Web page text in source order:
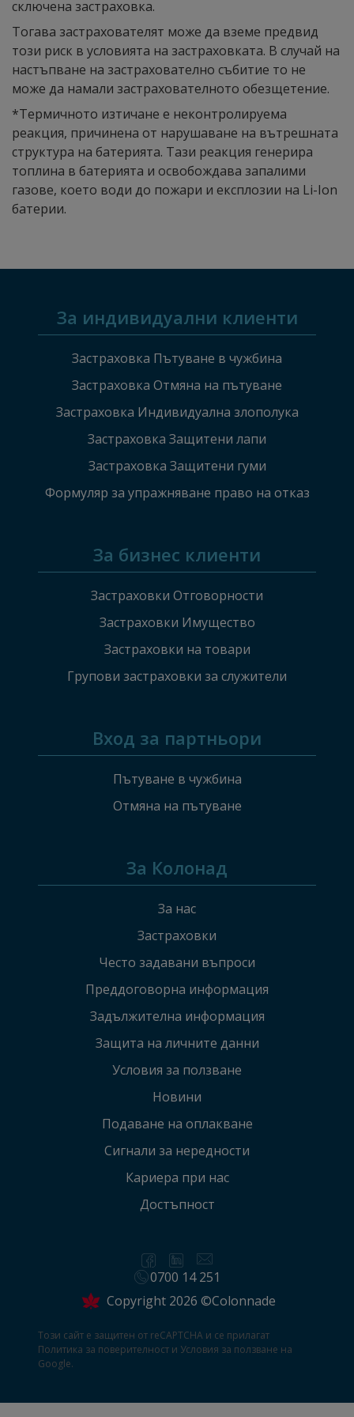
сключена застраховка.
Тогава застрахователят може да вземе предвид
този риск в условията на застраховката. В случай на
настъпване на застрахователно събитие то не
може да намали застрахователното обезщетение.
*Термичното изтичане е неконтролируема
реакция, причинена от нарушаване на вътрешната
структура на батерията. Тази реакция генерира
топлина в батерията и освобождава запалими
газове, което води до пожари и експлозии на Li-Ion
батерии.
За индивидуални клиенти
Застраховка Пътуване в чужбина
Застраховка Отмяна на пътуване
Застраховка Индивидуална злополука
Застраховка Защитени лапи
Застраховка Защитени гуми
Формуляр за упражняване право на отказ
За бизнес клиенти
Застраховки Отговорности
Застраховки Имущество
Застраховки на товари
Групови застраховки за служители
Вход за партньори
Пътуване в чужбина
Отмяна на пътуване
За Колонад
За нас
Застраховки
Често задавани въпроси
Преддоговорна информация
Задължителна информация
Защита на личните данни
Условия за ползване
Новини
Подаване на оплакванe
Сигнали за нередности
Кариера при нас
Достъпност
Copyright 2026 ©Colonnade
0700 14 251
Този сайт е защитен от reCAPTCHA и се прилагат
Политика за поверителност и Условия за ползване на
Google.